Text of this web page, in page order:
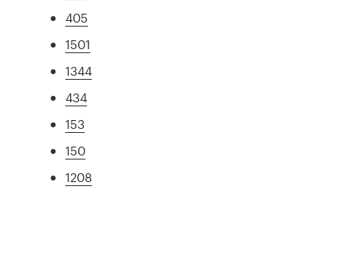
405
1501
1344
434
153
150
1208